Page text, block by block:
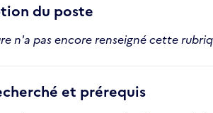
du poste
n'a pas encore renseigné cette
et prérequis